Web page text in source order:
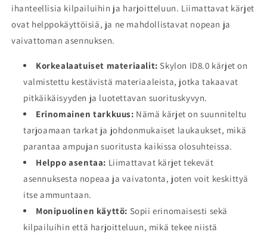
ihanteellisia kilpailuihin ja harjoitteluun. Liimattavat kärjet
ovat helppokäyttöisiä, ja ne mahdollistavat nopean ja
vaivattoman asennuksen.
Korkealaatuiset materiaalit: Skylon ID8.0 kärjet on
valmistettu kestävistä materiaaleista, jotka takaavat
pitkäikäisyyden ja luotettavan suorituskyvyn.
Erinomainen tarkkuus: Nämä kärjet on suunniteltu
tarjoamaan tarkat ja johdonmukaiset laukaukset, mikä
parantaa ampujan suoritusta kaikissa olosuhteissa.
Helppo asentaa: Liimattavat kärjet tekevät
asennuksesta nopeaa ja vaivatonta, joten voit keskittyä
itse ammuntaan.
Monipuolinen käyttö: Sopii erinomaisesti sekä
kilpailuihin että harjoitteluun, mikä tekee niistä